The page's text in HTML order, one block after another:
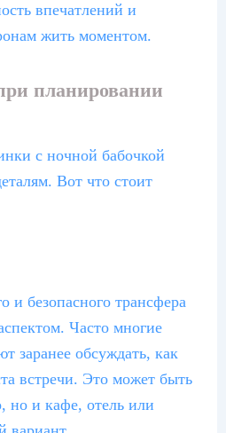
впечатлений и
жить моментом.
планировании
с ночной бабочкой
Вот что стоит
и безопасного трансфера
Часто многие
заранее обсуждать, как
встречи. Это может быть
но и кафе, отель или